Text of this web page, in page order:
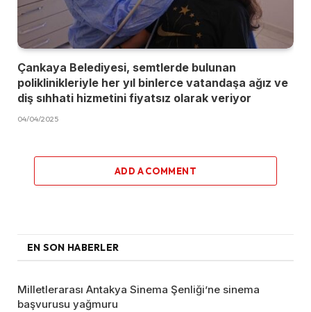
Çankaya Belediyesi, semtlerde bulunan
poliklinikleriyle her yıl binlerce vatandaşa ağız ve
diş sıhhati hizmetini fiyatsız olarak veriyor
04/04/2025
ADD A COMMENT
EN SON HABERLER
Milletlerarası Antakya Sinema Şenliği’ne sinema
başvurusu yağmuru